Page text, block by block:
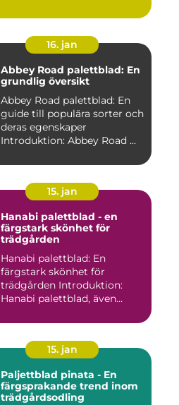
16. jan
Abbey Road palettblad: En
grundlig översikt
Abbey Road palettblad: En
guide till populära sorter och
deras egenskaper
Introduktion: Abbey Road ...
15. jan
Hanabi palettblad - en
färgstark skönhet för
trädgården
Hanabi palettblad: En
färgstark skönhet för
trädgården Introduktion:
Hanabi palettblad, även
15. jan
Paljettblad pinata - En
färgsprakande trend inom
trädgårdsodling